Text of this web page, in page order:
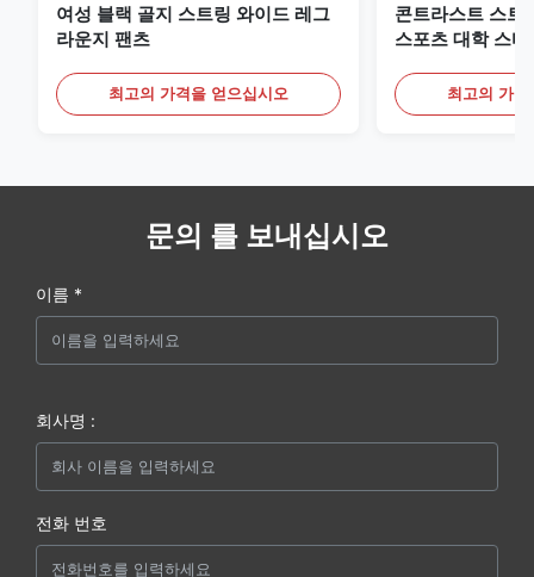
여성 블랙 골지 스트링 와이드 레그
라운지 팬츠
최고의 가격을 얻으십시오
콘트라스트 스트
스포츠 대학 스
최고의 가
문의 를 보내십시오
이름 *
회사명 :
전화 번호